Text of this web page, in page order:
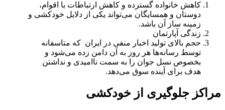
کاهش خانواده گسترده و کاهش ارتباطات با اقوام،
دوستان و همسایگان می‌تواند یکی از دلایل خودکشی و
زمینه ساز آن باشد.
زندگی آپارتمان
حجم بالای تولید اخبار منفی در ایران که متاسفانه
توسط رسانه‌ها هر روز به آن دامن زده می‌شود و
بخصوص نسل جوان را به سمت ناامیدی و نداشتن
هدف برای آینده سوق می‌دهد.
مراکز جلوگیری از خودکشی